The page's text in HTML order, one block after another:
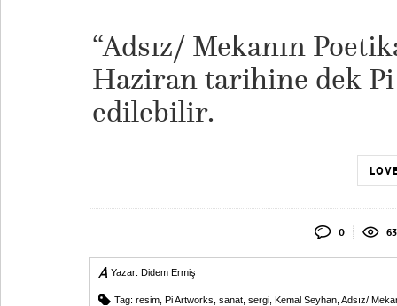
​“Adsız/ Mekanın
Haziran tarihine dek
edilebilir.
0
Yazar: Didem Ermiş
Tag: resim Pi Artworks sanat sergi Kemal Seyhan Adsız/